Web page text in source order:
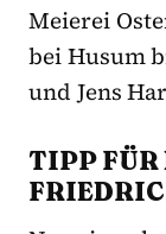
Meierei
bei Husum
und Jens
TIPP FÜR